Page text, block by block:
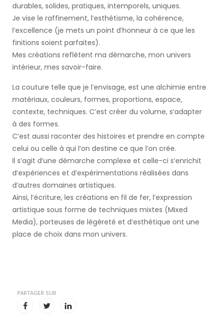
durables, solides, pratiques, intemporels, uniques.
Je vise le raffinement, l’esthétisme, la cohérence,
l’excellence (je mets un point d’honneur à ce que les
finitions soient parfaites).
Mes créations reflètent ma démarche, mon univers
intérieur, mes savoir-faire.
La couture telle que je l’envisage, est une alchimie entre
matériaux, couleurs, formes, proportions, espace,
contexte, techniques. C’est créer du volume, s’adapter
à des formes.
C’est aussi raconter des histoires et prendre en compte
celui ou celle à qui l’on destine ce que l’on crée.
Il s’agit d’une démarche complexe et celle-ci s’enrichit
d’expériences et d’expérimentations réalisées dans
d’autres domaines artistiques.
Ainsi, l’écriture, les créations en fil de fer, l’expression
artistique sous forme de techniques mixtes (Mixed
Media), porteuses de légèreté et d’esthétique ont une
place de choix dans mon univers.
PARTAGER SUR